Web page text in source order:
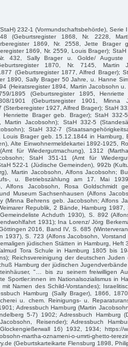
232-1 (Vormundschaftsbehörde), Serie
(Geburtsregister 1868, Nr. 2228,
1869, Nr. 2558, Jette Brager
1869, Nr. 2559, Louis Brager);
432, Sally Brager u. Golde/ Auguste
1870, Nr. 7145, Martin
(Geburtsregister 1877, Alfred Brager);
1890, Sally Brager 50 Jahre, u. Hanne
(Heiratsregister 1894, Martin Jacobsohn
1895 (Geburtsregister 1895,
1901 (Geburtsregister 1901, Minna
1927, Alfred Brager); StaH
Henriette Brager geb. Brager); StaH 332-
Martin Jacobsohn); StaH 332-5
StaH 332-7
Louis Brager geb. 15.12.1844 in Hamburg,
Alte Einwohnermeldekartei 1892-1925,
für Wiedergutmachung), 1312
StaH 351-11 (Amt für
522-1 (Jüdische Gemeinden), 992b
Martin Jacobsohn, Alfons Jacobsohn;
, u. Betriebszählung am 17. Mai
Alfons Jacobsohn, Rosa Goldschmidt
Museum Sachsenhausen (Alfons
(Minna Behrens geb. Jacobsohn; Alfons
Republik, 2 Bände, Hamburg
Achduth 1930), S. 892
1931); Ina Lorenz/ Jörg
2016, Band IV, S. 685
1937), S. 723 (Alfons Jacobsohn,
jüdischen Stätten in Hamburg, Heft
Tora Schule in Hamburg 1805 bis
Reichsvereinigung der deutschen Juden
Hamburg der jüdischen
"… bis zu seinem freiwilligen
Sportler:innen im Nationalsozialismus in
Namen des Schild-Vorstandes);
Hamburg (Sally Brager), 1866,
u. chem. Reinigungs- u.
Adressbuch Hamburg (Martin
5-7) 1902; Adressbuch Hamburg
Reisender); Adressbuch
16) 1932, 1934; https://
martha-oznameni-o-umrti-
(Geburtskarteikarte Flensburg 1898,